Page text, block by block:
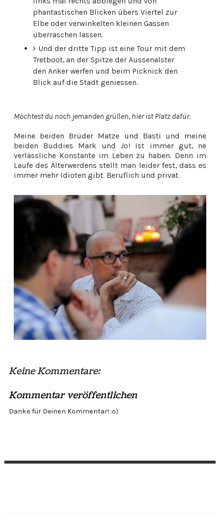
phantastischen Blicken übers Viertel zur
Elbe oder verwinkelten kleinen Gassen
überraschen lassen.
Und der dritte Tipp ist eine Tour mit dem
Tretboot, an der Spitze der Aussenalster
den Anker werfen und beim Picknick den
Blick auf die Stadt geniessen.
Möchtest du noch jemanden grüßen, hier ist Platz dafür:
Meine beiden Brüder Matze und Basti und meine
beiden Buddies Mark und Jo! Ist immer gut, ne
verlässliche Konstante im Leben zu haben. Denn im
Laufe des Älterwerdens stellt man leider fest, dass es
immer mehr Idioten gibt. Beruflich und privat.
Keine Kommentare:
Kommentar veröffentlichen
Danke für Deinen Kommentar! :o)